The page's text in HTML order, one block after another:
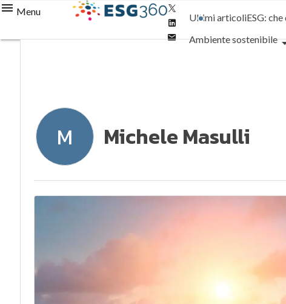
Menu
Linkedin
Email
Ultimi articoliESG: che
Ambiente sostenibile
M Michele Masulli